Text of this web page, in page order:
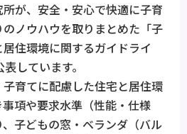
が、安全・安心で快適に子育
ノウハウを取りまとめた「子
住環境に関するガイドライ
しています。
育てに配慮した住宅と居住環
項や要求水準（性能・仕様
子どもの窓・ベランダ（バル